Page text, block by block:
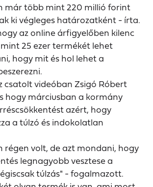
már több mint 220 millió forint
ki végleges határozatként - írta.
az online árfigyelőben kilenc
25 ezer termékét lehet
hogy mit és hol lehet a
csatolt videóban Zsigó Róbert
hogy márciusban a kormány
azért, hogy
a túlzó és indokolatlan
régen volt, de azt mondani, hogy
legnagyobb vesztese a
túlzás" - fogalmazott.